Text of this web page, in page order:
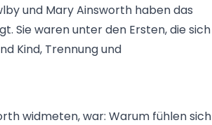
und Mary Ainsworth haben das
Sie waren unter den Ersten, die sich
Kind, Trennung und
widmeten, war: Warum fühlen sich